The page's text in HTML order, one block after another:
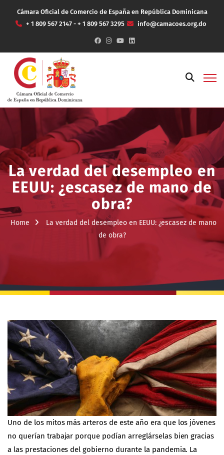
Cámara Oficial de Comercio de España en República Dominicana
+ 1 809 567 2147 - + 1 809 567 3295
info@camacoes.org.do
La verdad del desempleo en
EEUU: ¿escasez de mano de
obra?
Home
La verdad del desempleo en EEUU: ¿escasez de mano
de obra?
Uno de los mitos más arteros de este año era que los jóvenes
no querían trabajar porque podían arreglárselas bien gracias
a las prestaciones del gobierno durante la pandemia. La